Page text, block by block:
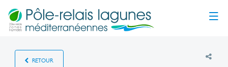
RETOUR